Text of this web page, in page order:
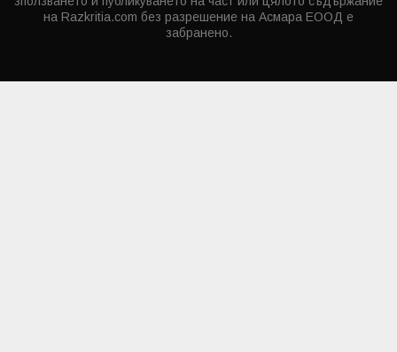
на Razkritia.com без разрешение на Асмара ЕООД е
забранено.